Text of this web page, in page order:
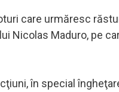
care urmăresc
Nicolas Maduro, pe
în special